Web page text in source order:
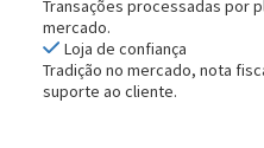
Transações processadas por
mercado.
Loja de confiança
Tradição no mercado, nota
suporte ao cliente.